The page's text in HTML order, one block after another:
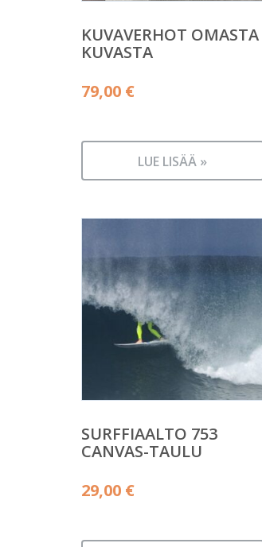
KUVAVERHOT OMASTA
KUVASTA
79,00 €
LUE LISÄÄ »
SURFFIAALTO 753
CANVAS-TAULU
29,00 €